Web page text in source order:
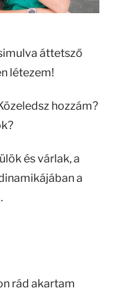
áttetsző
létezem!
hozzám?
és várlak, a
a
rád akartam